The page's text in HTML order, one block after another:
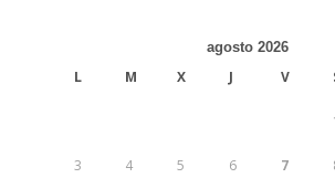
agosto 2026
L M X J V
3 4 5 6 7